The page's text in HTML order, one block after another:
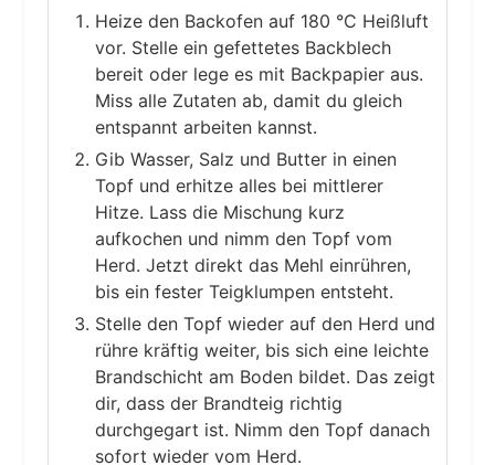
Heize den Backofen auf 180 °C Heißluft
vor. Stelle ein gefettetes Backblech
bereit oder lege es mit Backpapier aus.
Miss alle Zutaten ab, damit du gleich
entspannt arbeiten kannst.
Gib Wasser, Salz und Butter in einen
Topf und erhitze alles bei mittlerer
Hitze. Lass die Mischung kurz
aufkochen und nimm den Topf vom
Herd. Jetzt direkt das Mehl einrühren,
bis ein fester Teigklumpen entsteht.
Stelle den Topf wieder auf den Herd und
rühre kräftig weiter, bis sich eine leichte
Brandschicht am Boden bildet. Das zeigt
dir, dass der Brandteig richtig
durchgegart ist. Nimm den Topf danach
sofort wieder vom Herd.